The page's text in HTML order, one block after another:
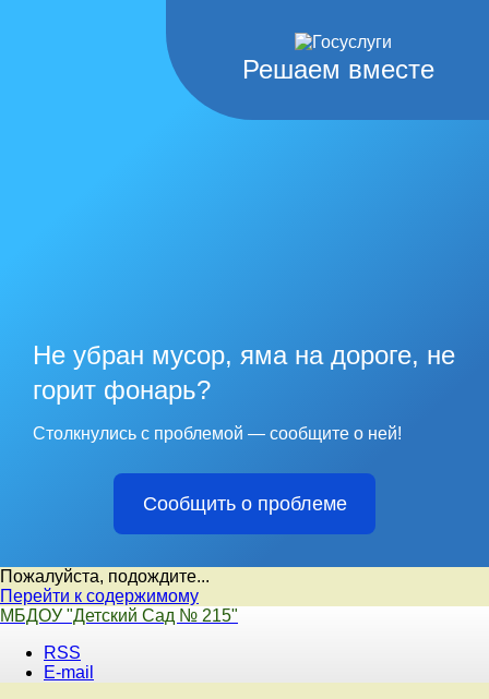
Решаем вместе
Не убран мусор, яма на дороге, не
горит фонарь?
Столкнулись с проблемой — сообщите о ней!
Сообщить о проблеме
Пожалуйста, подождите...
Перейти к содержимому
МБДОУ "Детский Сад № 215"
RSS
E-mail